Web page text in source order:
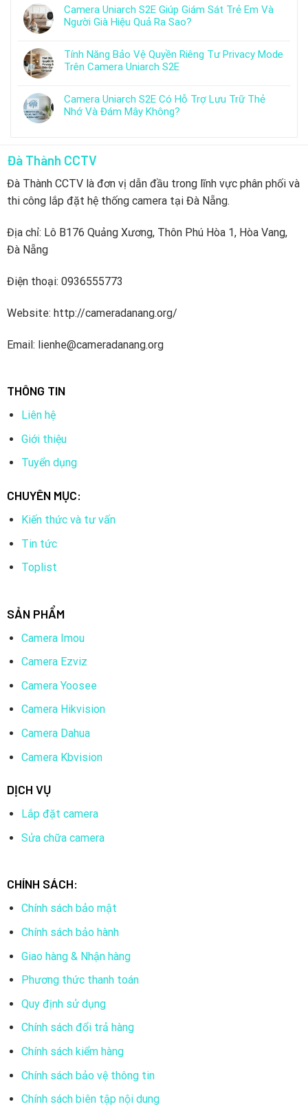
Camera Uniarch S2E Giúp Giám Sát Trẻ Em Và
Người Già Hiệu Quả Ra Sao?
Tính Năng Bảo Vệ Quyền Riêng Tư Privacy Mode
Trên Camera Uniarch S2E
Camera Uniarch S2E Có Hỗ Trợ Lưu Trữ Thẻ
Nhớ Và Đám Mây Không?
Đà Thành CCTV
Đà Thành CCTV là đơn vị dẫn đầu trong lĩnh vực phân phối và
thi công lắp đặt hệ thống camera tại Đà Nẵng.
Địa chỉ: Lô B176 Quảng Xương, Thôn Phú Hòa 1, Hòa Vang,
Đà Nẵng
Điện thoại: 0936555773
Website: http://cameradanang.org/
Email: lienhe@cameradanang.org
THÔNG TIN
Liên hệ
Giới thiệu
Tuyển dụng
CHUYÊN MỤC:
Kiến thức và tư vấn
Tin tức
Toplist
SẢN PHẨM
Camera Imou
Camera Ezviz
Camera Yoosee
Camera Hikvision
Camera Dahua
Camera Kbvision
DỊCH VỤ
Lắp đặt camera
Sửa chữa camera
CHÍNH SÁCH:
Chính sách bảo mật
Chính sách bảo hành
Giao hàng & Nhận hàng
Phương thức thanh toán
Quy định sử dụng
Chính sách đổi trả hàng
Chính sách kiểm hàng
Chính sách bảo vệ thông tin
Chính sách biên tập nội dung